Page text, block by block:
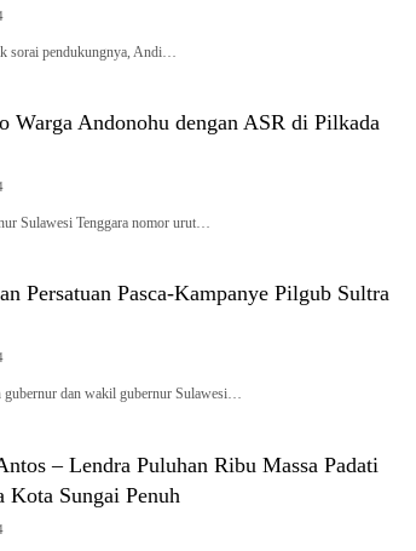
sorai pendukungnya, Andi…
Warga Andonohu dengan ASR di Pilkada
Sulawesi Tenggara nomor urut…
Persatuan Pasca-Kampanye Pilgub Sultra
dan wakil gubernur Sulawesi…
– Lendra Puluhan Ribu Massa Padati
Kota Sungai Penuh